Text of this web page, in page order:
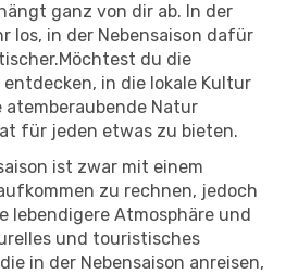
ganz von dir ab. In der
los, in der Nebensaison dafür
du die
in die lokale Kultur
Natur
für jeden etwas zu bieten.
ist zwar mit einem
zu rechnen, jedoch
lebendigere Atmosphäre und
und touristisches
in der Nebensaison anreisen,